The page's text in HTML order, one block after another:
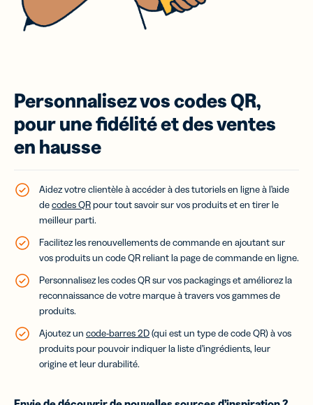
Personnalisez vos codes QR,
pour une fidélité et des ventes
en hausse
Aidez votre clientèle à accéder à des tutoriels en ligne à l’aide
decodes QRpour tout savoir sur vos produits et en tirer le
meilleur parti.
Facilitez les renouvellements de commande en ajoutant sur
vos produits un code QR reliant la page de commande en ligne.
Personnalisez les codes QR sur vos packagings et améliorez la
reconnaissance de votre marque à travers vos gammes de
produits.
Ajoutez un code-barres 2D(qui est un type de code QR) à vos
produits pour pouvoir indiquer la liste d’ingrédients, leur
origine et leur durabilité.